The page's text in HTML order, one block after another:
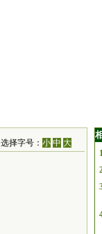
选择字号：小 中 大